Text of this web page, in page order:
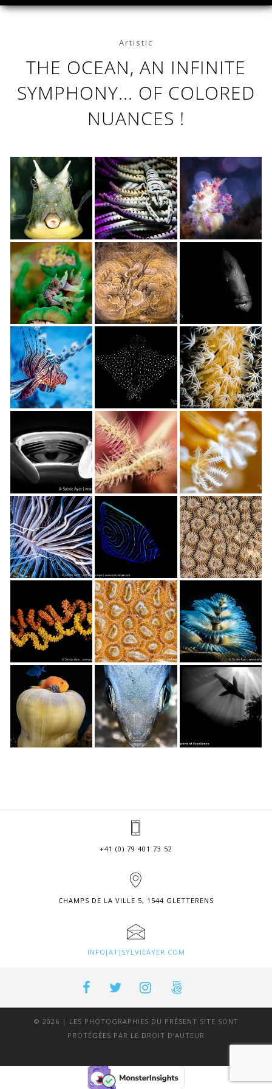
Artistic
THE OCEAN, AN INFINITE
SYMPHONY... OF COLORED
NUANCES !
+41 (0) 79 401 73 52
CHAMPS DE LA VILLE 5, 1544 GLETTERENS
INFO[AT]SYLVIEAYER.COM
© 2026 | LES PHOTOGRAPHIES DU PRÉSENT SITE SONT
PROTÉGÉES PAR LE DROIT D’AUTEUR